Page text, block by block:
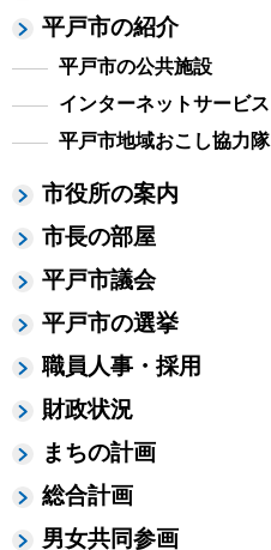
平戸市の紹介
平戸市の公共施設
インターネットサービス
平戸市地域おこし協力隊
市役所の案内
市長の部屋
平戸市議会
平戸市の選挙
職員人事・採用
財政状況
まちの計画
総合計画
男女共同参画